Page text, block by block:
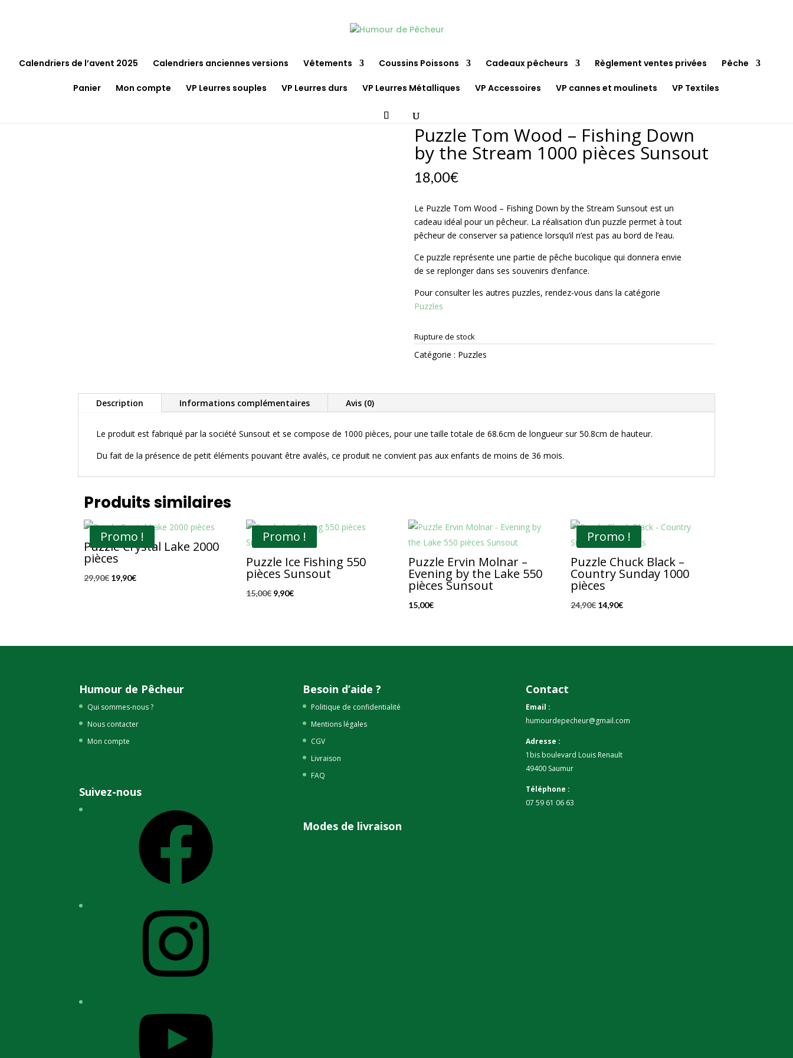
Calendriers de l’avent 2025 Calendriers anciennes versions Vêtements Coussins Poissons Cadeaux pêcheurs Règlement ventes privées Pêche
Panier Mon compte VP Leurres souples VP Leurres durs VP Leurres Métalliques VP Accessoires VP cannes et moulinets VP Textiles
/ Puzzle Tom Wood – Fishing Down by the Stream 1000 pièces Sunsout
Puzzle Tom Wood – Fishing Down
by the Stream 1000 pièces Sunsout
18,00€
Le Puzzle Tom Wood – Fishing Down by the Stream Sunsout est un
cadeau idéal pour un pêcheur. La réalisation d’un puzzle permet à tout
pêcheur de conserver sa patience lorsqu’il n’est pas au bord de l’eau.
Ce puzzle représente une partie de pêche bucolique qui donnera envie
de se replonger dans ses souvenirs d’enfance.
Pour consulter les autres puzzles, rendez-vous dans la catégorie
Puzzles
Rupture de stock
Catégorie : Puzzles
Description Informations complémentaires Avis (0)
Le produit est fabriqué par la société Sunsout et se compose de 1000 pièces, pour une taille totale de 68.6cm de longueur sur 50.8cm de hauteur.
Du fait de la présence de petit éléments pouvant être avalés, ce produit ne convient pas aux enfants de moins de 36 mois.
Produits similaires
Promo !
Puzzle Crystal Lake 2000
pièces
29,90€ Le
19,90€Le
Promo !
Puzzle Ice Fishing 550
pièces Sunsout
15,00€ Le
9,90€Le
Puzzle Ervin Molnar –
Evening by the Lake 550
pièces Sunsout
15,00€
Promo !
Puzzle Chuck Black –
Country Sunday 1000
pièces
24,90€ Le
14,90€Le
Humour de Pêcheur
Qui sommes-nous ?
Nous contacter
Mon compte
Suivez-nous
Besoin d’aide ?
Politique de confidentialité
Mentions légales
CGV
Livraison
FAQ
Modes de livraison
Contact
Email :
humourdepecheur@gmail.com
Adresse :
1bis boulevard Louis Renault
49400 Saumur
Téléphone :
07 59 61 06 63